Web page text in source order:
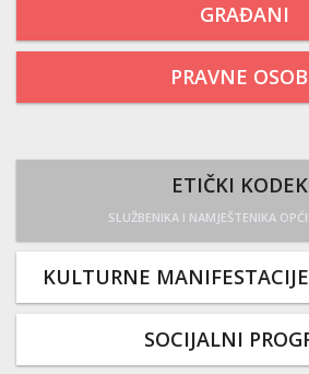
GRAĐANI
PRAVNE
ETIČKI
SLUŽBENIKA I NAMJEŠTENIKA
KULTURNE
SOCIJALNI